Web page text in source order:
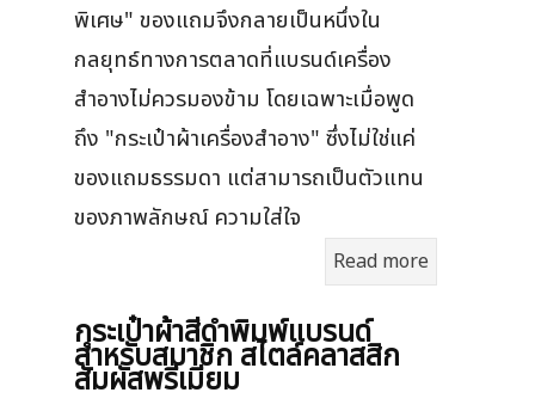
พิเศษ" ของแถมจึงกลายเป็นหนึ่งใน
กลยุทธ์ทางการตลาดที่แบรนด์เครื่อง
สำอางไม่ควรมองข้าม โดยเฉพาะเมื่อพูด
ถึง "กระเป๋าผ้าเครื่องสำอาง" ซึ่งไม่ใช่แค่
ของแถมธรรมดา แต่สามารถเป็นตัวแทน
ของภาพลักษณ์ ความใส่ใจ
Read more
กระเป๋าผ้าสีดำพิมพ์แบรนด์
สำหรับสมาชิก สไตล์คลาสสิก
สัมผัสพรีเมียม